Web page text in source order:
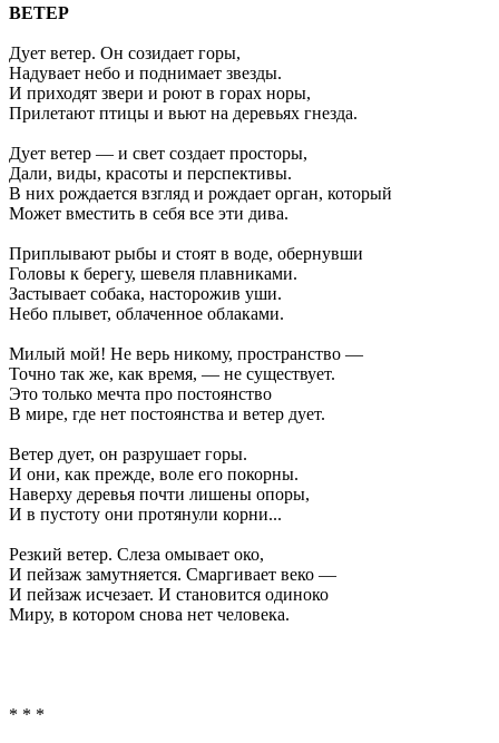
ВЕТЕР
Дует ветер. Он созидает горы,
Надувает небо и поднимает звезды.
И приходят звери и роют в горах норы,
Прилетают птицы и вьют на деревьях гнезда.
Дует ветер — и свет создает просторы,
Дали, виды, красоты и перспективы.
В них рождается взгляд и рождает орган, который
Может вместить в себя все эти дива.
Приплывают рыбы и стоят в воде, обернувши
Головы к берегу, шевеля плавниками.
Застывает собака, насторожив уши.
Небо плывет, облаченное облаками.
Милый мой! Не верь никому, пространство —
Точно так же, как время, — не существует.
Это только мечта про постоянство
В мире, где нет постоянства и ветер дует.
Ветер дует, он разрушает горы.
И они, как прежде, воле его покорны.
Наверху деревья почти лишены опоры,
И в пустоту они протянули корни...
Резкий ветер. Слеза омывает око,
И пейзаж замутняется. Смаргивает веко —
И пейзаж исчезает. И становится одиноко
Миру, в котором снова нет человека.
* * *